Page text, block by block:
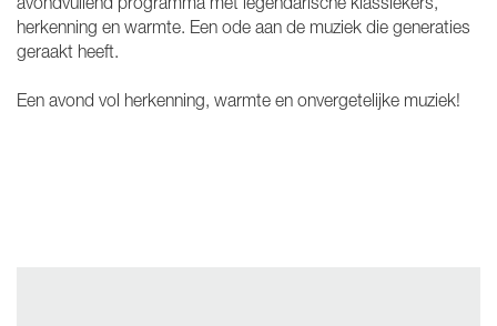
avondvullend programma met legendarische klassiekers,
herkenning en warmte. Een ode aan de muziek die generaties
geraakt heeft.
Een avond vol herkenning, warmte en onvergetelijke muziek!